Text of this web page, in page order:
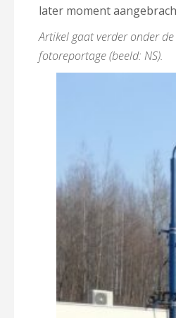
later moment
Artikel gaat verder onder de
fotoreportage (beeld: NS).